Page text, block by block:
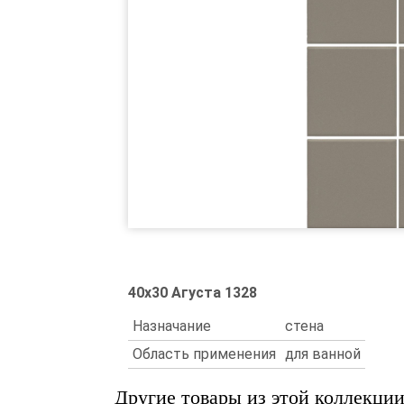
40x30 Агуста 1328
Назначание
стена
Область применения для ванной
Другие товары из этой коллекции